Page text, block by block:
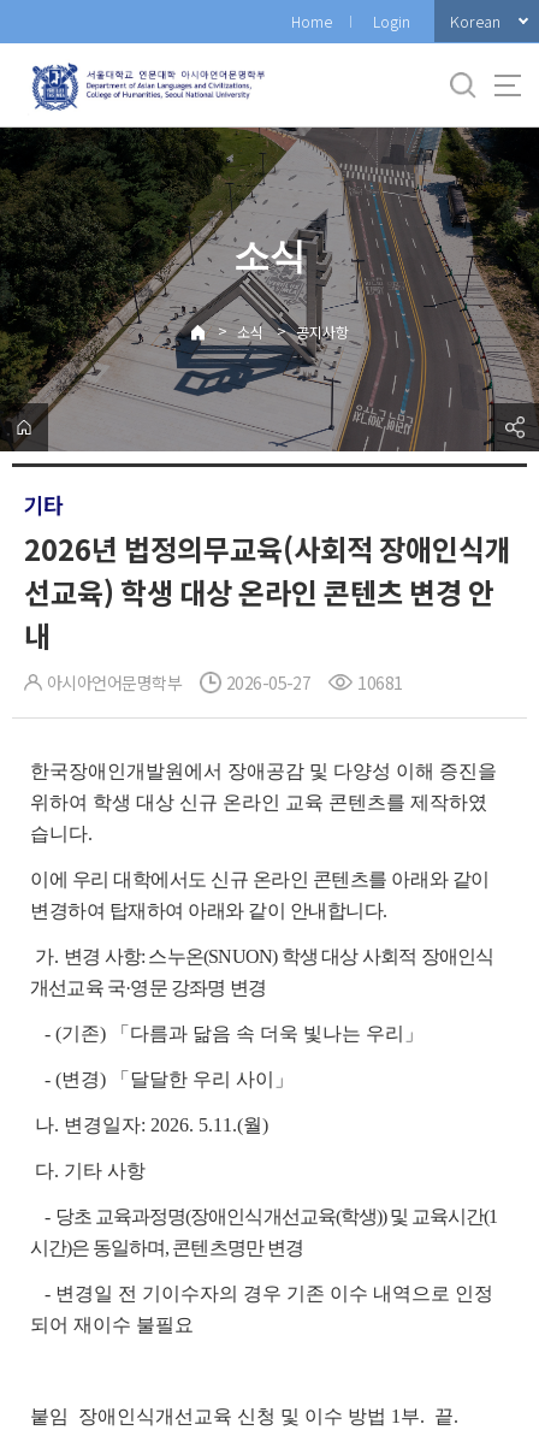
로
메
뉴
Home Login Korean
소식
> 소식 > 공지사항
기타
2026년 법정의무교육(사회적 장애인식개
선교육) 학생 대상 온라인 콘텐츠 변경 안
내
아시아언어문명학부 2026-05-27 10681
한국장애인개발원에서 장애공감 및 다양성 이해 증진을
위하여 학생 대상 신규 온라인 교육 콘텐츠를 제작하였
습니다.
이에 우리 대학에서도 신규 온라인 콘텐츠를 아래와 같이
변경하여 탑재하여 아래와 같이 안내합니다.
가. 변경 사항: 스누온(SNUON) 학생 대상 사회적 장애인식
개선교육 국·영문 강좌명 변경
- (기존) 「다름과 닮음 속 더욱 빛나는 우리」
- (변경) 「달달한 우리 사이」
나. 변경일자: 2026. 5.11.(월)
다. 기타 사항
- 당초 교육과정명(장애인식개선교육(학생)) 및 교육시간(1
시간)은 동일하며, 콘텐츠명만 변경
- 변경일 전 기이수자의 경우 기존 이수 내역으로 인정
되어 재이수 불필요
붙임 장애인식개선교육 신청 및 이수 방법 1부. 끝.